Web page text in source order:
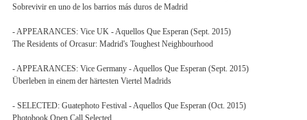
Sobrevivir en uno de los barrios más duros de Madrid
- APPEARANCES: Vice UK - Aquellos Que Esperan (Sept. 2015)
The Residents of Orcasur: Madrid's Toughest Neighbourhood
- APPEARANCES: Vice Germany - Aquellos Que Esperan (Sept. 2015)
Überleben in einem der härtesten Viertel Madrids
- SELECTED: Guatephoto Festival - Aquellos Que Esperan (Oct. 2015)
Photobook Open Call Selected